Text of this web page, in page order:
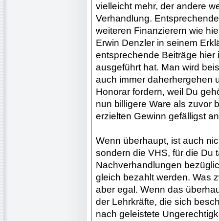
vielleicht mehr, der andere
Verhandlung.
weiteren Finanzierern wie
Erwin Denzler in seinem
entsprechende Beiträge hier
ausgeführt hat. Man wird
auch immer daherhergehen
Honorar fordern, weil Du
nun billigere Ware als zuvor
erzielten Gewinn gefälligst
Wenn überhaupt, ist auch
sondern die VHS, für die Du
Nachverhandlungen
gleich bezahlt werden. Was
aber egal. Wenn das
der Lehrkräfte, die sich
nach geleistete